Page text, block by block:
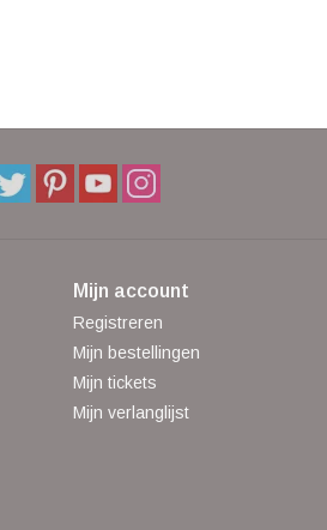
Mijn account
Registreren
Mijn bestellingen
Mijn tickets
Mijn verlanglijst